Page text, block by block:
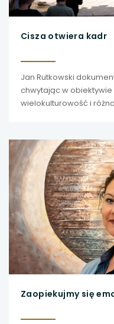
Cisza otwiera kadr
Jan Rutkowski
chwytając w
wielokulturowość i
Zaopiekujmy się